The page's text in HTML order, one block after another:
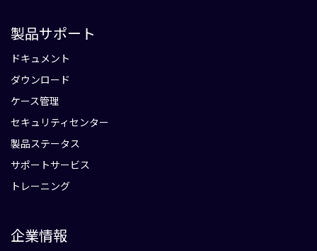
製品サポート
ドキュメント
ダウンロード
ケース管理
セキュリティセンター
製品ステータス
サポートサービス
トレーニング
企業情報